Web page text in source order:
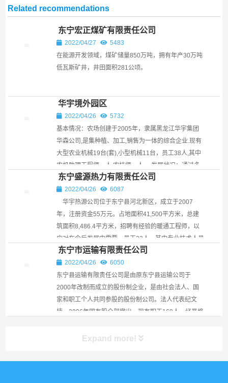
Related recommendations
东宁宏正煤矿有限责任公司
2022/04/27
5483
在能源开发领域，煤矿储量850万吨，拥有年产30万吨
低瓦斯矿井，井田面积281公顷。
华宇境外园区
2022/04/26
5732
基本情况：农场创建于2005年，隶属黑龙江华宇集团
华森公司,是集种植、加工,销售为一体的综合企业.现有
大型农业机械19台(套),小型机械11台，员工38人,其中
农机助理工程师一人,农技师一人。 发展状况：通过多
年...
东宁盛源热力有限责任公司
2022/04/26
6087
华宇热源公司位于东宁县河北新区，成立于2007
年，注册资金55万元。占地面积41,500平方米，总建
筑面积8,486.4平方米，招聘有经验的暖通工程师，以
应对在今后发展中需要。员工22人，其中专业技术人员
6人。员工素...
东宁市运输有限责任公司
2022/04/26
6050
东宁县运输有限责任公司是由原东宁县运输公司于
2000年改制而成立的股份制企业，是由社会法人、国
家和职工个人共同参股的股份制公司。法人代表纪文
楠，2006年国有股全部撤出。现有职工160人，经严格
Expand more!